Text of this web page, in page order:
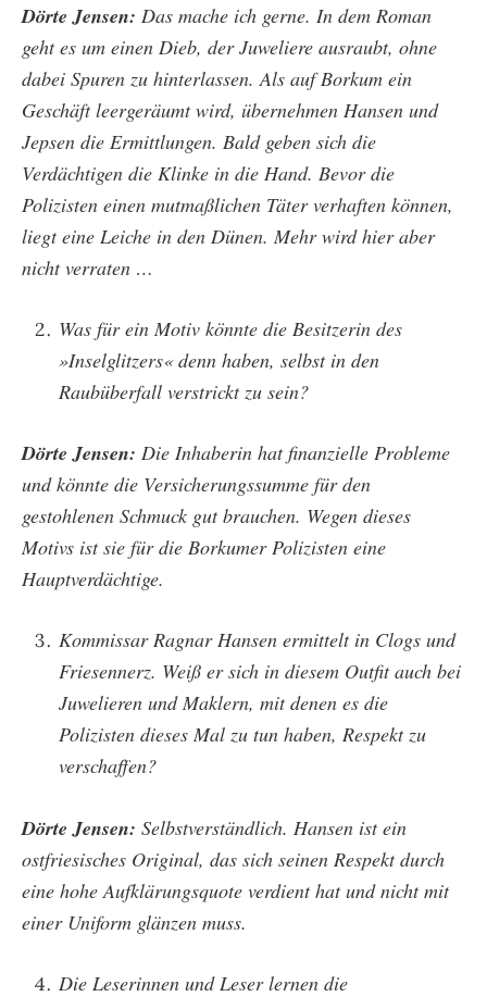
Dörte Jensen: Das mache ich gerne. In dem Roman
geht es um einen Dieb, der Juweliere ausraubt, ohne
dabei Spuren zu hinterlassen. Als auf Borkum ein
Geschäft leergeräumt wird, übernehmen Hansen und
Jepsen die Ermittlungen. Bald geben sich die
Verdächtigen die Klinke in die Hand. Bevor die
Polizisten einen mutmaßlichen Täter verhaften können,
liegt eine Leiche in den Dünen. Mehr wird hier aber
nicht verraten …
Was für ein Motiv könnte die Besitzerin des
»Inselglitzers« denn haben, selbst in den
Raubüberfall verstrickt zu sein?
Dörte Jensen: Die Inhaberin hat finanzielle Probleme
und könnte die Versicherungssumme für den
gestohlenen Schmuck gut brauchen. Wegen dieses
Motivs ist sie für die Borkumer Polizisten eine
Hauptverdächtige.
Kommissar Ragnar Hansen ermittelt in Clogs und
Friesennerz. Weiß er sich in diesem Outfit auch bei
Juwelieren und Maklern, mit denen es die
Polizisten dieses Mal zu tun haben, Respekt zu
verschaffen?
Dörte Jensen: Selbstverständlich. Hansen ist ein
ostfriesisches Original, das sich seinen Respekt durch
eine hohe Aufklärungsquote verdient hat und nicht mit
einer Uniform glänzen muss.
Die Leserinnen und Leser lernen die